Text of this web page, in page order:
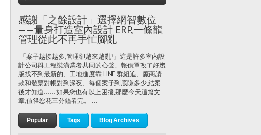
感謝「之餘設計」選擇網智數位
——量身打造室內設計 ERP,一條龍
管理從此不再手忙腳亂
「案子越接越多,管理卻越來越亂?」這是許多室內設
計公司與工程裝潢業者共同的心聲。報價單改了好幾
版找不到最新的、工地進度靠 LINE 群組追、廠商請
款和發票對帳對到深夜、每個案子到底賺多少,結案
後才知道…… 如果您也有以上困擾,那麼今天這篇文
章,值得您花三分鐘看完。 ...
Popular Tags Blog Archives